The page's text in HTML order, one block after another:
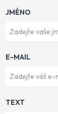
JMÉNO
E-MAIL
TEXT